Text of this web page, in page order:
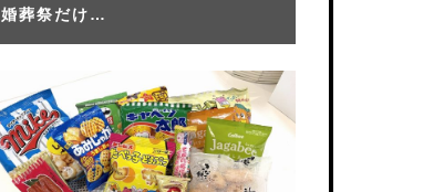
婚葬祭だけ…